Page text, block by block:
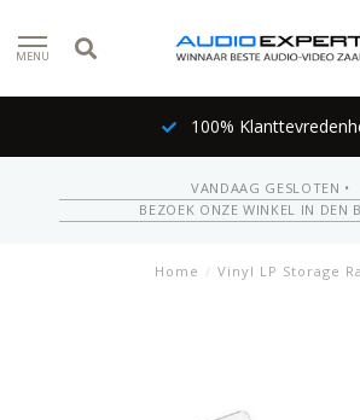
MENU
100%
VANDAAG GESLOTEN •
BEZOEK ONZE WINKEL IN DEN
Home / Vinyl LP Storage